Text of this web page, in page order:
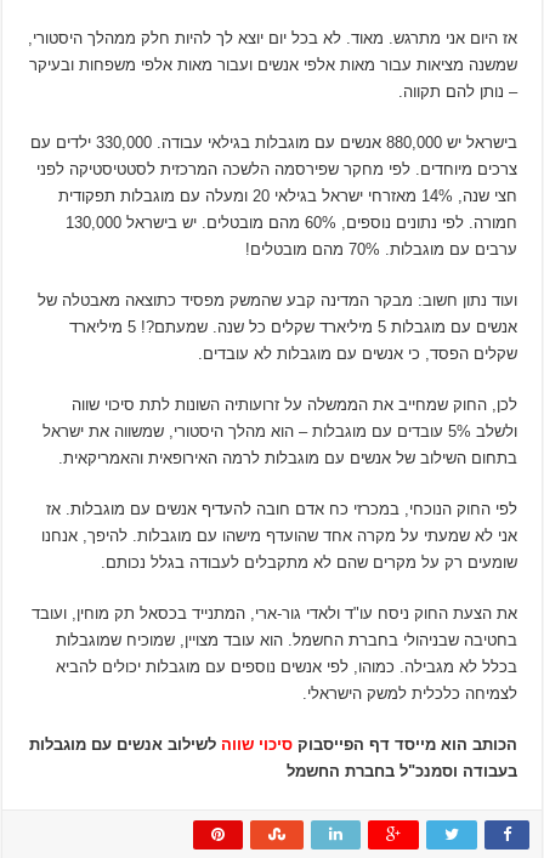
אז היום אני מתרגש. מאוד. לא בכל יום יוצא לך להיות חלק ממהלך היסטורי,
שמשנה מציאות עבור מאות אלפי אנשים ועבור מאות אלפי משפחות ובעיקר
– נותן להם תקווה.
בישראל יש 880,000 אנשים עם מוגבלות בגילאי עבודה. 330,000 ילדים עם
צרכים מיוחדים. לפי מחקר שפירסמה הלשכה המרכזית לסטטיסטיקה לפני
חצי שנה, 14% מאזרחי ישראל בגילאי 20 ומעלה עם מוגבלות תפקודית
חמורה. לפי נתונים נוספים, 60% מהם מובטלים. יש בישראל 130,000
ערבים עם מוגבלות. 70% מהם מובטלים!
ועוד נתון חשוב: מבקר המדינה קבע שהמשק מפסיד כתוצאה מאבטלה של
אנשים עם מוגבלות 5 מיליארד שקלים כל שנה. שמעתם?! 5 מיליארד
שקלים הפסד, כי אנשים עם מוגבלות לא עובדים.
לכן, החוק שמחייב את הממשלה על זרועותיה השונות לתת סיכוי שווה
ולשלב 5% עובדים עם מוגבלות – הוא מהלך היסטורי, שמשווה את ישראל
בתחום השילוב של אנשים עם מוגבלות לרמה האירופאית והאמריקאית.
לפי החוק הנוכחי, במכרזי כח אדם חובה להעדיף אנשים עם מוגבלות. אז
אני לא שמעתי על מקרה אחד שהועדף מישהו עם מוגבלות. להיפך, אנחנו
שומעים רק על מקרים שהם לא מתקבלים לעבודה בגלל נכותם.
את הצעת החוק ניסח עו"ד ולאדי גור-ארי, המתנייד בכסאל תק מוחין, ועובד
בחטיבה שבניהולי בחברת החשמל. הוא עובד מצויין, שמוכיח שמוגבלות
בכלל לא מגבילה. כמוהו, לפי אנשים נוספים עם מוגבלות יכולים להביא
לצמיחה כלכלית למשק הישראלי.
הכותב הוא מייסד דף הפייסבוק סיכוי שווה לשילוב אנשים עם מוגבלות
בעבודה וסמנכ"ל בחברת החשמל